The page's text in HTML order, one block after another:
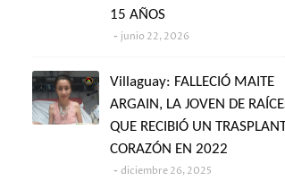
15 AÑOS
junio 22, 2026
Villaguay: FALLECIÓ MAITE
ARGAIN, LA JOVEN DE
QUE RECIBIÓ UN
CORAZÓN EN 2022
diciembre 26, 2025